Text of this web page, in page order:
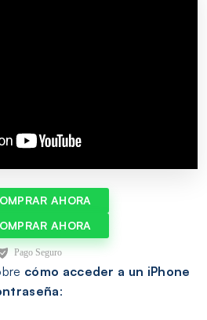
AHORA
AHORA
cómo acceder a un iPhone
: